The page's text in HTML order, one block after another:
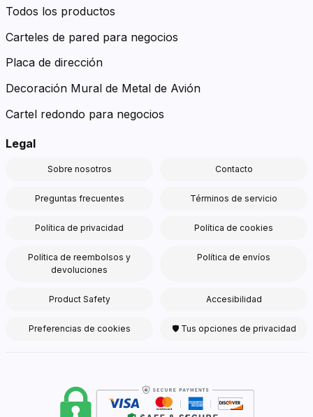
Todos los productos
Carteles de pared para negocios
Placa de dirección
Decoración Mural de Metal de Avión
Cartel redondo para negocios
Legal
Sobre nosotros Contacto
Preguntas frecuentes Términos de servicio
Política de privacidad Política de cookies
Política de reembolsos y
devoluciones
Política de envíos
Product Safety Accesibilidad
Preferencias de cookies 🛡 Tus opciones de privacidad